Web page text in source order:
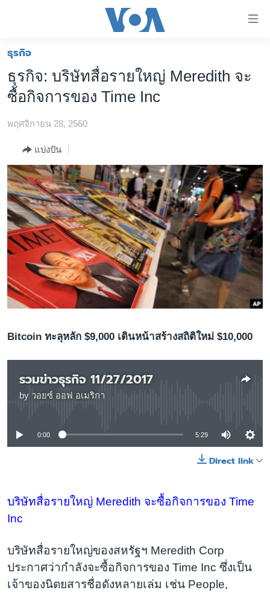
ต่อ
ไป
เนื้อหา
ข้าม
หลัก
ข้าม
ไป
การ
ค้นหา
หน้าหลัก
โลก
เอเชีย
สหรัฐฯ
ไทย
ธุรกิจ
วิทยาศาสตร์
สังคมและสุขภาพ
ไลฟ์สไตล์
ตรวจสอบข่าว
เรียนรู้ภาษาอังกฤษ
พอดคาสต์
ติดตามเรา
เลือกภาษา
ธุรกิจ
ธุรกิจ: บริษัทสื่อรายใหญ่ Meredith จะ
ซื้อกิจการของ Time Inc
พฤศจิกายน 28, 2560
แบ่งปัน
Bitcoin ทะลุหลัก $9,000 เดินหน้าสร้างสถิติใหม่ $10,000
รวมข่าวธุรกิจ 11/27/2017
by วอยซ์ ออฟ อเมริกา
No media source currently available
0:00 5:29
Direct link
บริษัทสื่อรายใหญ่ Meredith จะซื้อกิจการของ Time
Inc
บริษัทสื่อรายใหญ่ของสหรัฐฯ Meredith Corp
ประกาศว่ากำลังจะซื้อกิจการของ Time Inc ซึ่งเป็น
เจ้าของนิตยสารชื่อดังหลายเล่ม เช่น People,